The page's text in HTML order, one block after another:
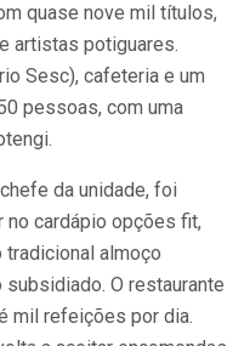
quase nove mil títulos,
artistas potiguares.
Sesc), cafeteria e um
pessoas, com uma
da unidade, foi
cardápio opções fit,
tradicional almoço
subsidiado. O restaurante
mil refeições por dia.